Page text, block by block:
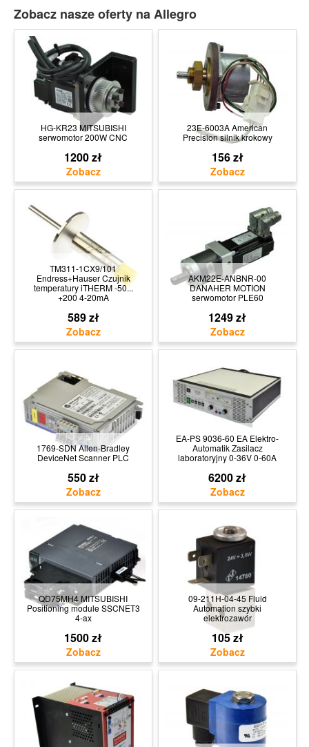
Zobacz nasze oferty na Allegro
HG-KR23 MITSUBISHI
serwomotor 200W CNC
1200 zł
23E-6003A American
Precision silnik krokowy
156 zł
TM311-1CX9/101
Endress+Hauser Czujnik
temperatury iTHERM -50...
+200 4-20mA
589 zł
AKM22E-ANBNR-00
DANAHER MOTION
serwomotor PLE60
1249 zł
1769-SDN Allen-Bradley
DeviceNet Scanner PLC
550 zł
EA-PS 9036-60 EA Elektro-
Automatik Zasilacz
laboratoryjny 0-36V 0-60A
6200 zł
QD75MH4 MITSUBISHI
Positioning module SSCNET3
4-ax
1500 zł
09-211H-04-45 Fluid
Automation szybki
elektrozawór
105 zł